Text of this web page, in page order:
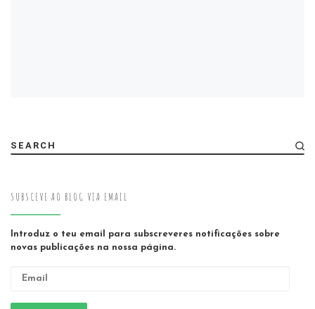
SEARCH
SUBSCEVE AO BLOG VIA EMAIL
Introduz o teu email para subscreveres notificações sobre
novas publicações na nossa página.